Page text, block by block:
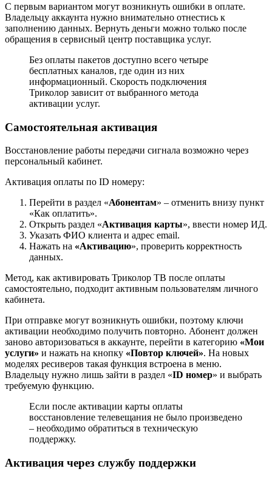
С первым вариантом могут возникнуть ошибки в оплате.
Владельцу аккаунта нужно внимательно отнестись к
заполнению данных. Вернуть деньги можно только после
обращения в сервисный центр поставщика услуг.
Без оплаты пакетов доступно всего четыре
бесплатных каналов, где один из них
информационный. Скорость подключения
Триколор зависит от выбранного метода
активации услуг.
Самостоятельная активация
Восстановление работы передачи сигнала возможно через
персональный кабинет.
Активация оплаты по ID номеру:
Перейти в раздел «Абонентам» – отменить внизу пункт
«Как оплатить».
Открыть раздел «Активация карты», ввести номер ИД.
Указать ФИО клиента и адрес email.
Нажать на «Активацию», проверить корректность
данных.
Метод, как активировать Триколор ТВ после оплаты
самостоятельно, подходит активным пользователям личного
кабинета.
При отправке могут возникнуть ошибки, поэтому ключи
активации необходимо получить повторно. Абонент должен
заново авторизоваться в аккаунте, перейти в категорию «Мои
услуги» и нажать на кнопку «Повтор ключей». На новых
моделях ресиверов такая функция встроена в меню.
Владельцу нужно лишь зайти в раздел «ID номер» и выбрать
требуемую функцию.
Если после активации карты оплаты
восстановление телевещания не было произведено
– необходимо обратиться в техническую
поддержку.
Активация через службу поддержки